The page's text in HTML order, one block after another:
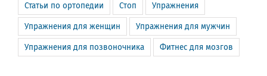
Статьи по ортопедии Стоп Упражнения
Упражнения для женщин Упражнения для мужчин
Упражнения для позвоночника Фитнес для мозгов